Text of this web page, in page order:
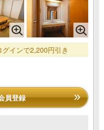
インで2,200円引き
員登録